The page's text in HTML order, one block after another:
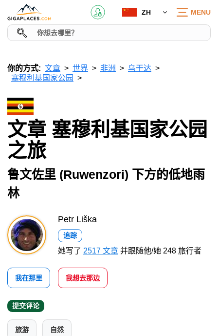
ZH MENU
你的方式: 文章 世界 非洲
乌干达
塞穆利基国家公园
文章 塞穆利基国家公园
之旅
鲁文佐里 (Ruwenzori) 下方的低地雨
林
Petr Liška
追踪
她写了 2517 文章 并跟随他/她 248 旅行者
我在那里 我想去那边
提交评论
旅游 自然